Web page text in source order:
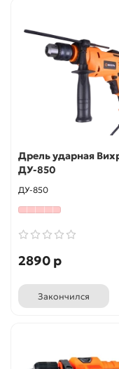
Дрель ударная
ДУ-850
ДУ-850
2890 р
Закончился